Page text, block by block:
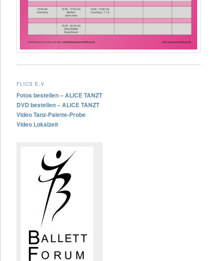
FLICS E.V.
Fotos bestellen – ALICE TANZT
DVD bestellen – ALICE TANZT
Video Tanz-Palette-Probe
Video Lokalzeit